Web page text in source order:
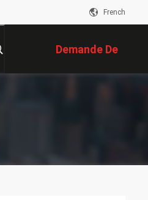
French
Demande De
Soumission